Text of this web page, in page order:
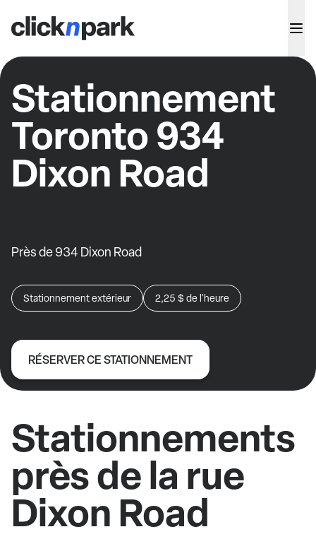
Stationnement
Toronto 934
Dixon Road
Près de 934 Dixon Road
Stationnement extérieur 2,25 $ de l'heure
RÉSERVER CE STATIONNEMENT
Stationnements
près de la rue
Dixon Road